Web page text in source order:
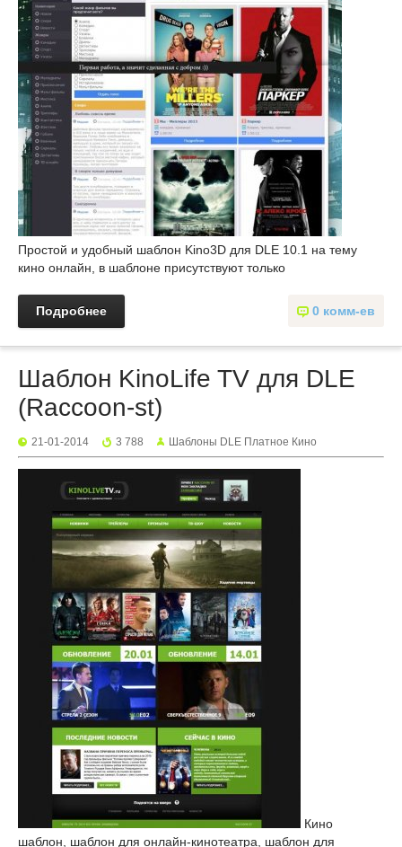
Простой и удобный шаблон Kino3D для DLE 10.1 на тему
кино онлайн, в шаблоне присутствуют только
0 комм-ев
Подробнее
Шаблон KinoLife TV для DLE
(Raccoon-st)
21-01-2014 3 788 Шаблоны DLE Платное Кино
Кино
шаблон, шаблон для онлайн-кинотеатра, шаблон для